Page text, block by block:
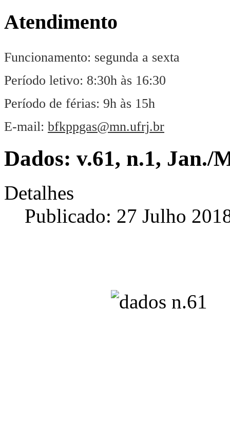
Atendimento
Funcionamento: segunda a sexta
Período letivo: 8:30h às 16:30
Período de férias: 9h às 15h
E-mail: bfkppgas@mn.ufrj.br
Dados: v.61, n.1, Jan./
Detalhes
Publicado: 27 Julho